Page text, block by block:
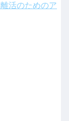
活のためのア